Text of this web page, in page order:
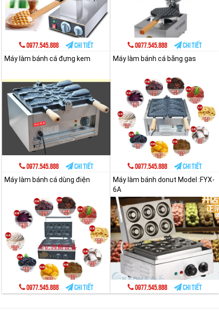
0977.545.888 Chi tiết 0977.545.888
Chi tiết
Máy làm bánh cá đựng kem
0977.545.888 Chi tiết
Máy làm bánh cá bằng gas
0977.545.888
Chi tiết
Máy làm bánh cá dùng điện
0977.545.888 Chi tiết
Máy làm bánh donut Model :FYX-
6A
0977.545.888 Chi tiết